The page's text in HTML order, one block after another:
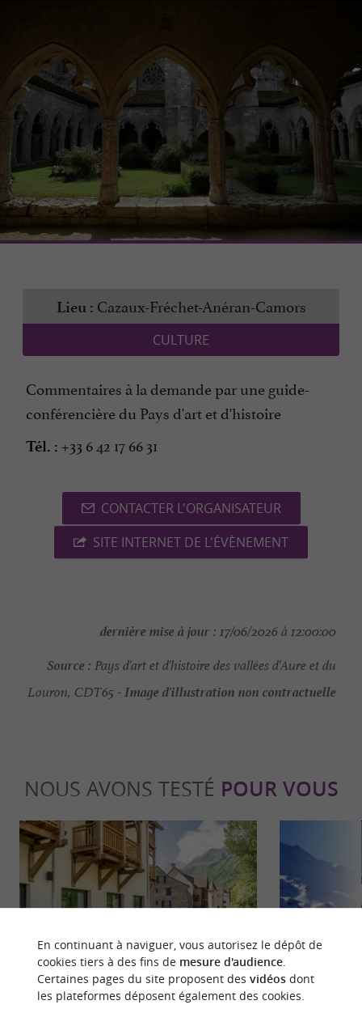
Lieu : Cazaux-Fréchet-Anéran-Camors
CULTURE
Commentaires à la demande par une guide-
conférencière du Pays d'art et d'histoire
Tél. : +33 6 42 17 66 31
CONTACTER L'ORGANISATEUR
SITE INTERNET DE L'ÉVÈNEMENT
dernière mise à jour : 17/06/2026 à 12:00:00
Source : Pays d'art et d'histoire des vallées d'Aure et du
Louron, CDT65 -Image d'illustration non contractuelle
NOUS AVONS TESTÉ POUR VOUS
Mercure, deux hôtels 4* d’exception
Séjours / Weekend
Peyragudes :
Séjours /
En continuant à naviguer, vous autorisez le dépôt de
cookies tiers à des fins de mesure d'audience.
Certaines pages du site proposent des vidéosdont
les plateformes déposent également des cookies.